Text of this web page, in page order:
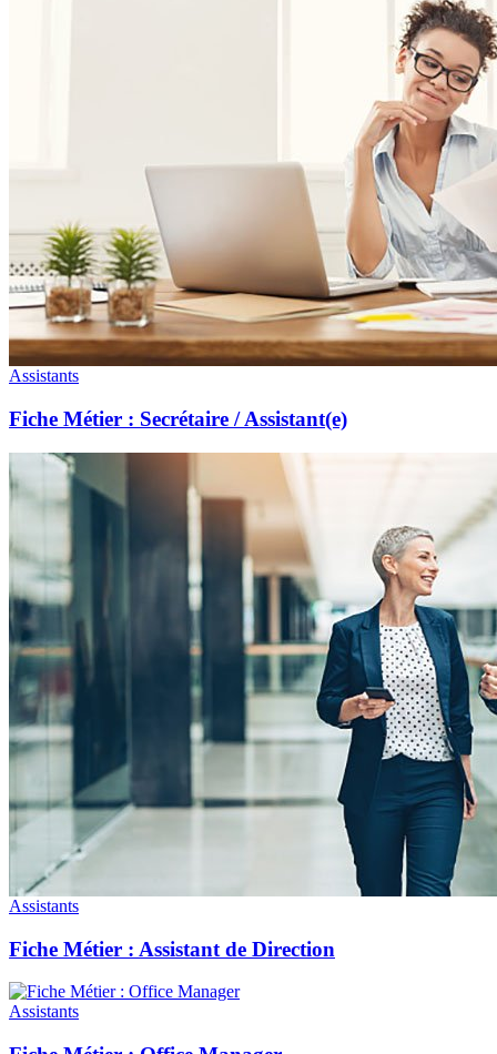
Assistants
Fiche Métier : Secrétaire / Assistant(e)
Assistants
Fiche Métier : Assistant de Direction
Assistants